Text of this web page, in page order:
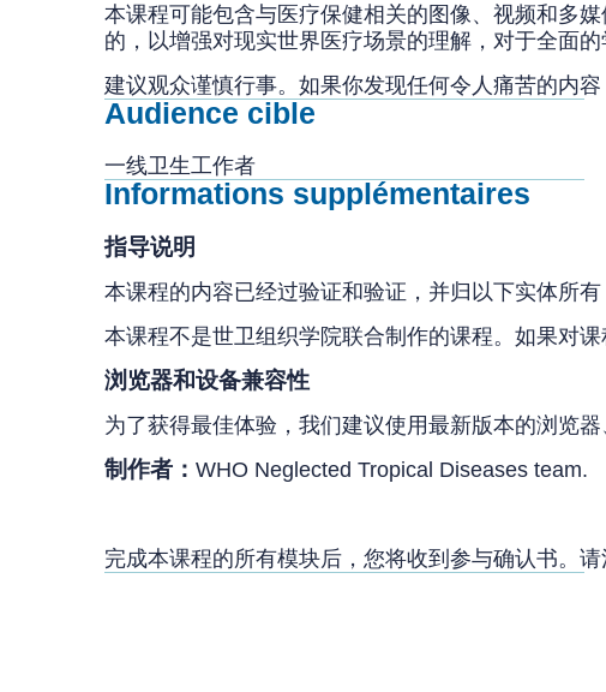
本课程可能包含与医疗保健相关的图像、视频和多
的，以增强对现实世界医疗场景的理解，对于全面
建议观众谨慎行事。如果你发现任何令人痛苦的内
Audience cible
一线卫生工作者
Informations supplémentaires
指导说明
本课程的内容已经过验证和验证，并归以下实体所
本课程不是世卫组织学院联合制作的课程。如果对
浏览器和设备兼容性
为了获得最佳体验，我们建议使用最新版本的浏览
制作者： WHO Neglected Tropical Diseases team.
完成本课程的所有模块后，您将收到参与确认书。